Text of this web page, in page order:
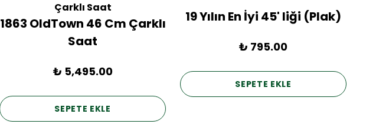
Çarklı Saat
1863 OldTown 46 Cm Çarklı
Saat
₺ 5,495.00
SEPETE EKLE
19 Yılın En İyi 45' liği (Plak)
₺ 795.00
SEPETE EKLE